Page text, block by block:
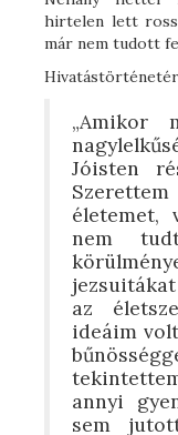
hirtelen lett
már nem tudott
„Amikor
Jóisten
életemet,
nem
az
ideáim
annyi
sem